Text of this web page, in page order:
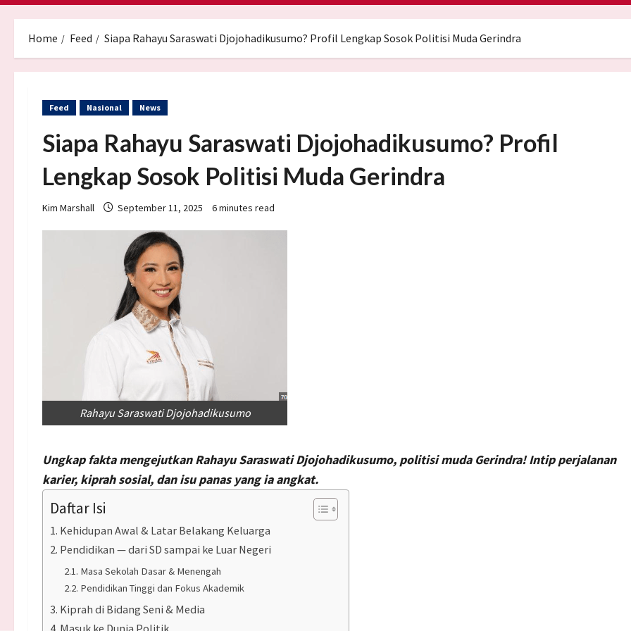
Home Feed Siapa Rahayu Saraswati Djojohadikusumo? Profil Lengkap Sosok Politisi Muda Gerindra
Feed Nasional News
Siapa Rahayu Saraswati Djojohadikusumo? Profil
Lengkap Sosok Politisi Muda Gerindra
Kim Marshall September 11, 2025 6 minutes read
Rahayu Saraswati Djojohadikusumo
Ungkap fakta mengejutkan Rahayu Saraswati Djojohadikusumo, politisi muda Gerindra! Intip perjalanan
karier, kiprahsosial, dan isu panas yang ia angkat.
Daftar Isi
Kehidupan Awal & Latar Belakang Keluarga
Pendidikan — dari SD sampai ke Luar Negeri
Masa Sekolah Dasar & Menengah
Pendidikan Tinggi dan Fokus Akademik
Kiprah di Bidang Seni & Media
Masuk ke Dunia Politik